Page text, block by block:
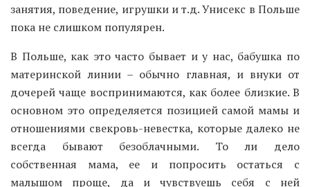
занятия, поведение, игрушки и т.д. Унисекс в Польше
пока не слишком популярен.
В Польше, как это часто бывает и у нас, бабушка по
материнской линии – обычно главная, и внуки от
дочерей чаще воспринимаются, как более близкие. В
основном это определяется позицией самой мамы и
отношениями свекровь-невестка, которые далеко не
всегда бывают безоблачными. То ли дело
собственная мама, ее и попросить остаться с
малышом проще, да и чувствуешь себя с ней